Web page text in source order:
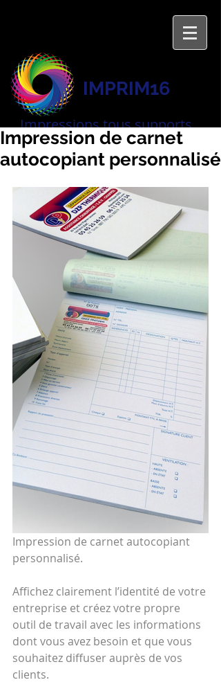
IMPRIM16
Impressionstous supports
Impression de carnet
autocopiant personnalisé
Impression de carnet autocopiant
personnalisé.
Affichez clairement l’identité de votre
entreprise et créez votre propre
outil de travail avec les informations
dont vous avez besoin et que vous
souhaitez diffuser auprès de vos
clients.